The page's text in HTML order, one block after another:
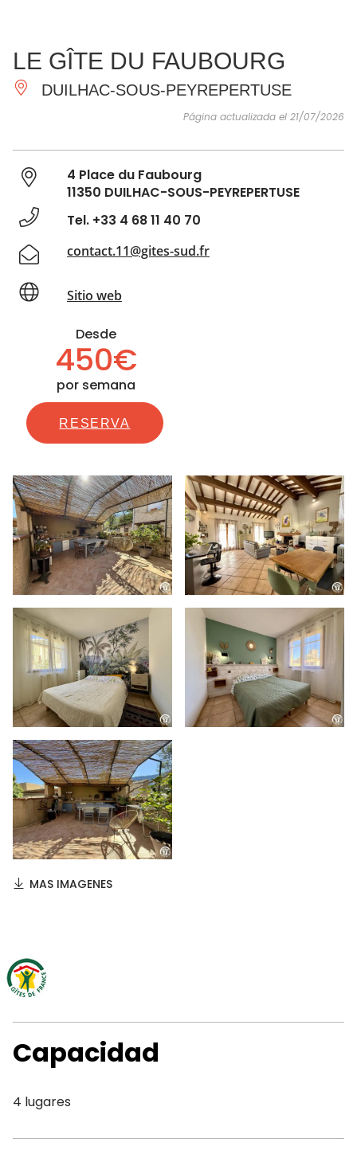
IMPRESCINDIBLES
HACER
INSPIRACIONES
LE GÎTE DU FAUBOURG
DUILHAC-SOUS-PEYREPERTUSE
Página actualizada el 21/07/2026
4 Place du Faubourg
11350 DUILHAC-SOUS-PEYREPERTUSE
Tel. +33 4 68 11 40 70
contact.11@gites-sud.fr
Sitio web
Desde
450€
por semana
RESERVA
MAS IMAGENES
Capacidad
4 lugares